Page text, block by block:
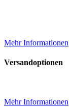
Mehr Informationen
Versandoptionen
Mehr Informationen